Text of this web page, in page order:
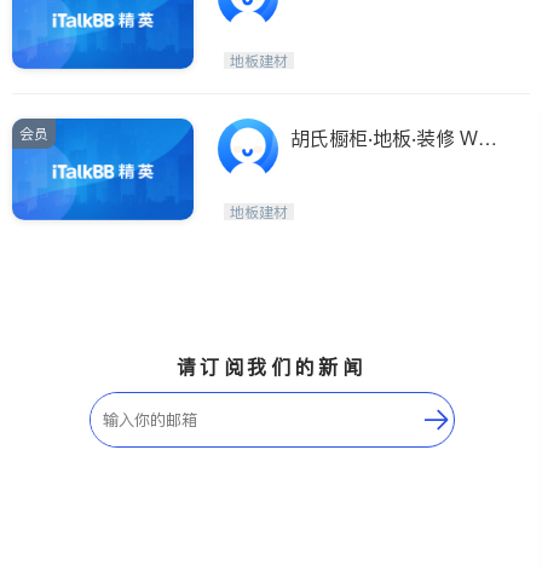
地板建材
会员
胡氏橱柜‧地板‧装修 WD
地板建材
请订阅我们的新闻